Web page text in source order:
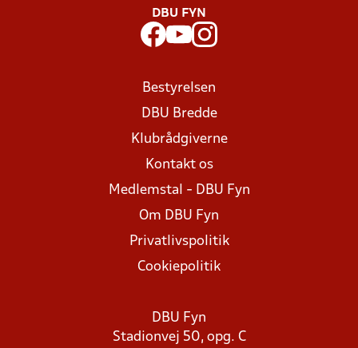
DBU FYN
Bestyrelsen
DBU Bredde
Klubrådgiverne
Kontakt os
Medlemstal - DBU Fyn
Om DBU Fyn
Privatlivspolitik
Cookiepolitik
DBU Fyn
Stadionvej 50, opg. C